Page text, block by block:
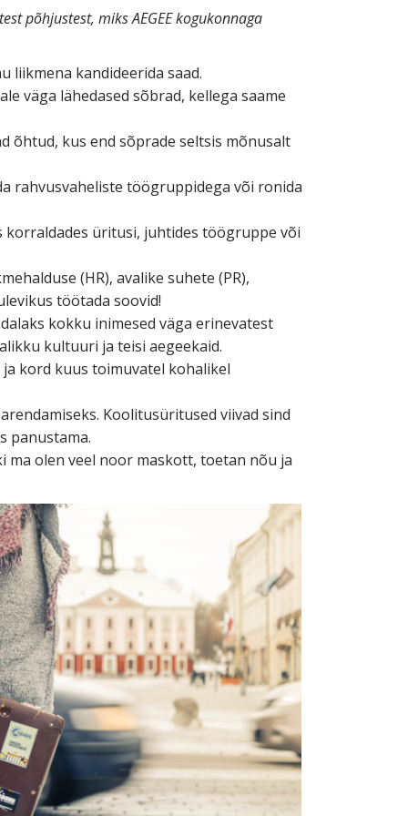
põhjustest, miks AEGEE kogukonnaga
liikmena kandideerida saad.
väga lähedased sõbrad, kellega saame
õhtud, kus end sõprade seltsis mõnusalt
rahvusvaheliste töögruppidega või ronida
korraldades üritusi, juhtides töögruppe või
(HR), avalike suhete (PR),
töötada soovid!
kokku inimesed väga erinevatest
kultuuri ja teisi aegeekaid.
kord kuus toimuvatel kohalikel
Koolitusüritused viivad sind
panustama.
ma olen veel noor maskott, toetan nõu ja